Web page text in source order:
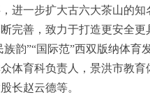
进一步扩大古六大茶山的
完善，致力于打造更安全更
族韵”“国际范”西双版纳体
体育科负责人，景洪市教
长赵云德等。